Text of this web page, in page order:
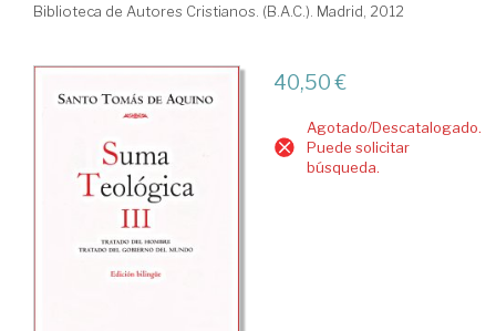
Biblioteca de Autores Cristianos. (B.A.C.). Madrid, 2012
40,50 €
Agotado/Descatalogado.
Puede solicitar
búsqueda.